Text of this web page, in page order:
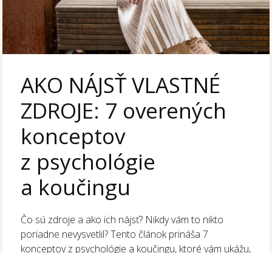
AKO NÁJSŤ VLASTNÉ
ZDROJE: 7 overených
konceptov
z psychológie
a koučingu
Čo sú zdroje a ako ich nájsť? Nikdy vám to nikto
poriadne nevysvetlil? Tento článok prináša 7
konceptov z psychológie a koučingu, ktoré vám ukážu,